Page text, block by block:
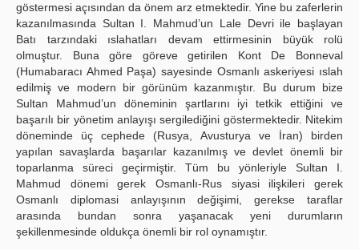
göstermesi açısından da önem arz etmektedir. Yine bu zaferlerin
kazanılmasında Sultan I. Mahmud’un Lale Devri ile başlayan
Batı tarzındaki ıslahatları devam ettirmesinin büyük rolü
olmuştur. Buna göre göreve getirilen Kont De Bonneval
(Humabaracı Ahmed Paşa) sayesinde Osmanlı askeriyesi ıslah
edilmiş ve modern bir görünüm kazanmıştır. Bu durum bize
Sultan Mahmud’un döneminin şartlarını iyi tetkik ettiğini ve
başarılı bir yönetim anlayışı sergilediğini göstermektedir. Nitekim
döneminde üç cephede (Rusya, Avusturya ve İran) birden
yapılan savaşlarda başarılar kazanılmış ve devlet önemli bir
toparlanma süreci geçirmiştir. Tüm bu yönleriyle Sultan I.
Mahmud dönemi gerek Osmanlı-Rus siyasi ilişkileri gerek
Osmanlı diplomasi anlayışının değişimi, gerekse taraflar
arasında bundan sonra yaşanacak yeni durumların
şekillenmesinde oldukça önemli bir rol oynamıştır.